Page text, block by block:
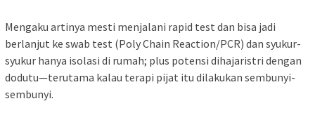
Mengaku artinya mesti menjalani rapid test dan bisa jadi
berlanjut ke swab test (Poly Chain Reaction/PCR) dan syukur-
syukur hanya isolasi di rumah; plus potensi dihajaristri dengan
dodutu—terutama kalau terapi pijat itu dilakukan sembunyi-
sembunyi.